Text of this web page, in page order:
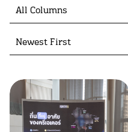
All Columns
Newest First